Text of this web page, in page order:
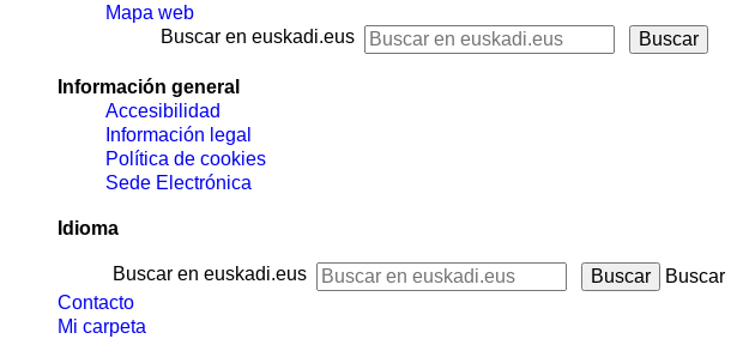
Mapa web
Buscar en euskadi.eus
Información general
Accesibilidad
Información legal
Política de cookies
Sede Electrónica
Idioma
Buscar en euskadi.eus
Buscar
Contacto
Mi carpeta